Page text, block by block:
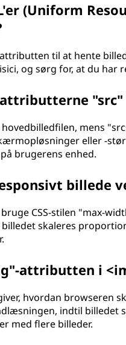
(Uniform
til at hente
og sørg for, at du har
"src"
mens
eller -
brugerens enhed.
billede
CSS-stilen "max-
skaleres
attributten i
hvordan browseren
indtil billedet
med flere billeder.